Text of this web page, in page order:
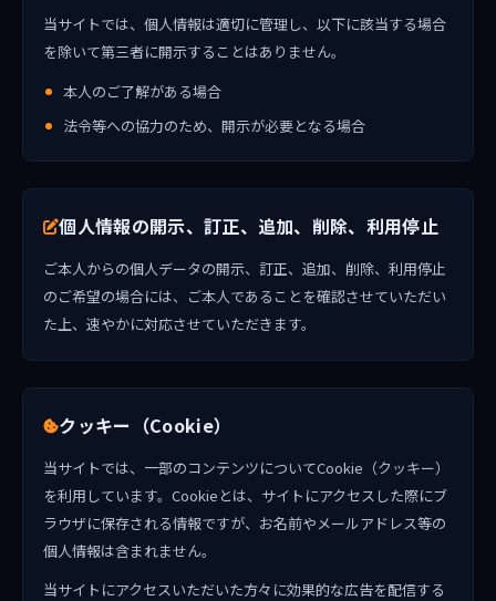
当サイトでは、個人情報は適切に管理し、以下に該当する場合
を除いて第三者に開示することはありません。
本人のご了解がある場合
法令等への協力のため、開示が必要となる場合
個人情報の開示、訂正、追加、削除、利用停止
ご本人からの個人データの開示、訂正、追加、削除、利用停止
のご希望の場合には、ご本人であることを確認させていただい
た上、速やかに対応させていただきます。
クッキー（Cookie）
当サイトでは、一部のコンテンツについてCookie（クッキー）
を利用しています。Cookieとは、サイトにアクセスした際にブ
ラウザに保存される情報ですが、お名前やメールアドレス等の
個人情報は含まれません。
当サイトにアクセスいただいた方々に効果的な広告を配信する